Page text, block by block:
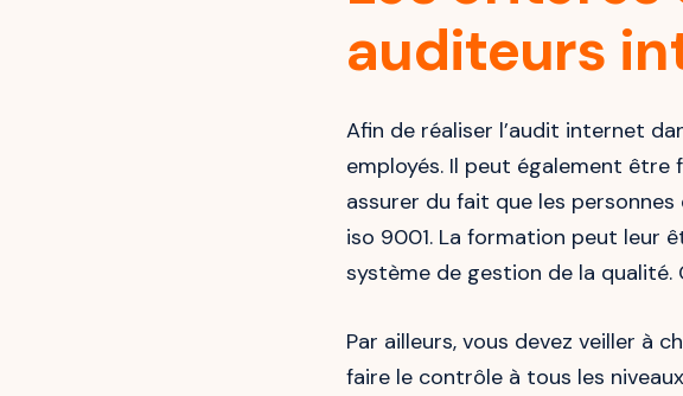
auditeurs
Afin de réaliser l’audit internet
employés. Il peut également
assurer du fait que les
iso 9001. La formation peut leur
système de gestion de la
Par ailleurs, vous devez veiller à
faire le contrôle à tous les